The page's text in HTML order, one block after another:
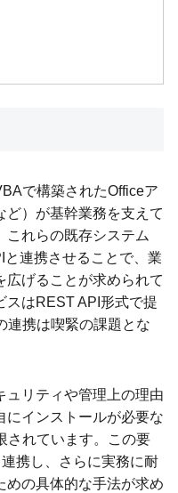
で構築されたOfficeア
ど）が基幹業務を支えて
これらの既存システム
連携させることで、業
広げることが求められて
スはREST API形式で提
連携は喫緊の課題とな
ュリティや管理上の理由
にインストールが必要な
されています。この要
携し、さらに実務に耐
めの具体的な手法が求め